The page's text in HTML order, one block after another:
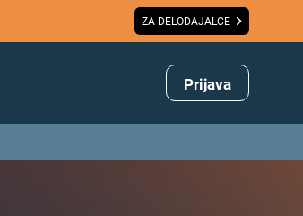
ZA DELODAJALCE
Prijava